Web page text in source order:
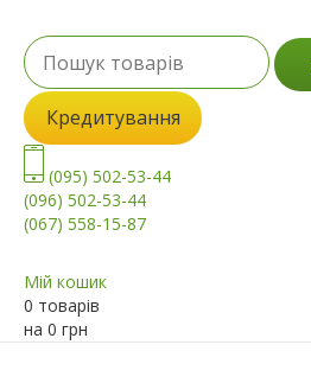
Кредитування
(095) 502-53-44
(096) 502-53-44
(067) 558-15-87
Мій кошик
0 товарів
на 0 грн